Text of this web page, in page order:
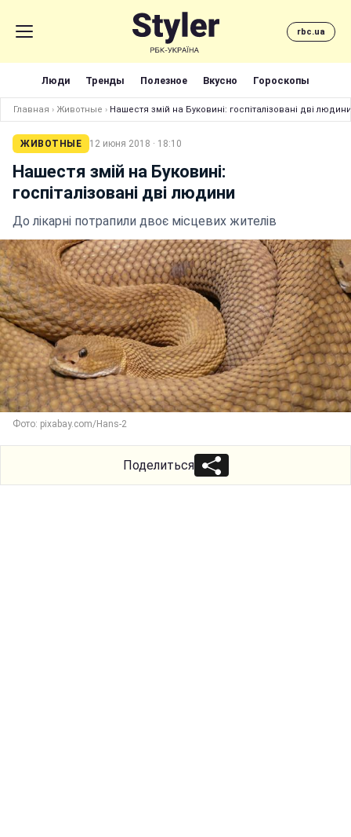
rbc.ua
Люди Тренды Полезное Вкусно Гороскопы
Главная › Животные › Нашестя змій на Буковині: госпіталізовані дві людини
ЖИВОТНЫЕ 12 июня 2018 · 18:10
Нашестя змій на Буковині:
госпіталізовані дві людини
До лікарні потрапили двоє місцевих жителів
Фото: pixabay.com/Hans-2
Поделиться